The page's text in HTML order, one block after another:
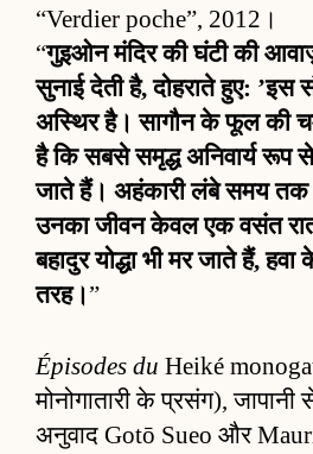
“Verdier poche”, 2012।
“गुइओन मंदिर की घंटी की
सुनाई देती है, दोहराते हुए:
अस्थिर है। सागौन के फूल की
है कि सबसे समृद्ध अनिवार्य रूप
जाते हैं। अहंकारी लंबे समय
उनका जीवन केवल एक वसंत
बहादुर योद्धा भी मर जाते हैं,
तरह।”
Épisodes du Heiké
मोनोगातारी के प्रसंग), जापानी
अनुवाद Gotō Sueo और